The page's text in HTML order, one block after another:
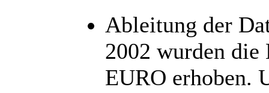
Ableitung der
2002 wurden
EURO erhoben.